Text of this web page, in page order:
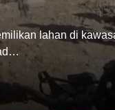
lahan di